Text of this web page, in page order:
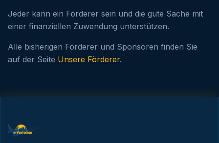
Jeder kann ein Förderer sein und die gute Sache mit
einer finanziellen Zuwendung unterstützen.
Alle bisherigen Förderer und Sponsoren finden Sie
auf der Seite Unsere Förderer.